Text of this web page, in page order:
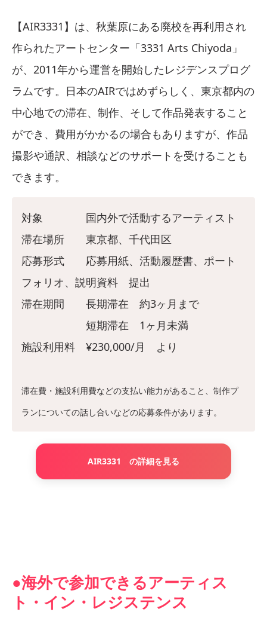
【AIR3331】は、秋葉原にある廃校を再利用され
作られたアートセンター「3331 Arts Chiyoda」
が、2011年から運営を開始したレジデンスプログ
ラムです。日本のAIRではめずらしく、東京都内の
中心地での滞在、制作、そして作品発表すること
ができ、費用がかかるの場合もありますが、作品
撮影や通訳、相談などのサポートを受けることも
できます。
対象 国内外で活動するアーティスト
滞在場所 東京都、千代田区
応募形式 応募用紙、活動履歴書、ポート
フォリオ、説明資料 提出
滞在期間 長期滞在 約3ヶ月まで
短期滞在 1ヶ月未満
施設利用料 ¥230,000/月 より
滞在費・施設利用費などの支払い能力があること、制作プ
ランについての話し合いなどの応募条件があります。
AIR3331 の詳細を見る
●海外で参加できるアーティス
ト・イン・レジステンス